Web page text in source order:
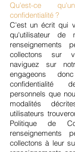
Qu'est-ce
confidentialité ?
C'est un écrit qui
qu'utilisateur
renseignements
collectons sur
naviguez sur
engageons
confidentialité
personnels que
modalités
utilisateurs
Politique de
renseignements
collectons à leur